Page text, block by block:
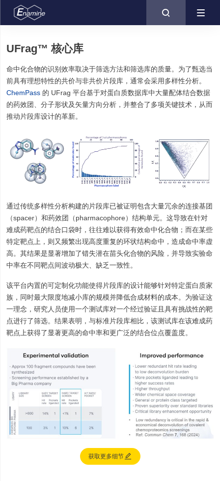

UFrag™ 核心库
命中化合物的识别效率取决于筛选方法和筛选库的质量。为了甄选当
前具有理想特性的共价与非共价片段库，通常会采用多样性分析。
ChemPass的 UFrag 平台基于对蛋白质数据库中大量配体结合数据
的药效团、分子形状及矢量方向分析，并整合了多项关键技术，从而
推动片段库设计的革新。
通过传统多样性分析构建的片段库已被证明包含大量冗余的连接基团
（spacer）和药效团（pharmacophore）结构单元。这导致在针对
难成药靶点的结合口袋时，往往难以获得有效命中化合物；而在某些
特定靶点上，则又频繁出现高度重复的环状结构命中，造成命中率虚
高。其结果是显著增加了错失潜在苗头化合物的风险，并导致实验命
中率在不同靶点间波动极大、缺乏一致性。
该平台内置的可定制化功能使得片段库的设计能够针对特定蛋白质家
族，同时最大限度地减小库的规模并降低合成材料的成本。为验证这
一理念，研究人员使用一个测试库对一个经过验证且具有挑战性的靶
点进行了筛选。结果表明，与标准片段库相比，该测试库在该难成药
靶点上获得了显著更高的命中率和更广泛的结合位点覆盖度。
获取更多细节